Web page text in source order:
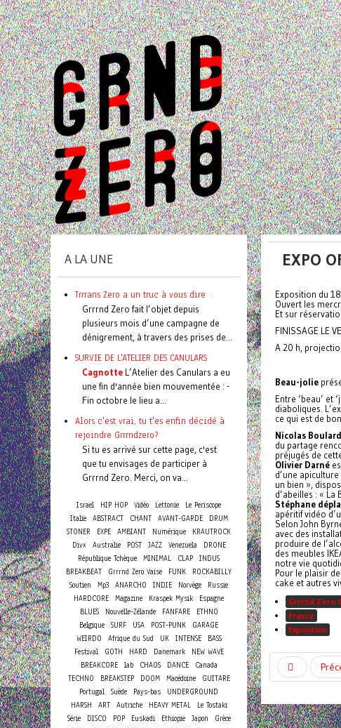
EXPO
Exposition du
Ouvert les
Et sur
FINISSAGE LE
A 20 h,
Beau-jolie
Entre ‘beau’ et
diaboliques.
ce qui est de
Nicolas Boulard
du partage
préjugés de
Olivier Darné
d’une
un bien »,
d’abeilles : « La
Stéphane
apéritif vidéo
Selon John
avec des
produire de
des meubles
notre vie
Pour le plaisir
cake et autres
Grrrnd Zero
France
Exposition
A LA UNE
Trrrans Zero a un truc à vous dire
Grrrnd Zero fait l’objet depuis
plusieurs mois d’une campagne de
dénigrement, à travers des prises de...
SURVIE DE L'ATELIER DES CANULARS
Cagnotte L’Atelier des Canulars a eu
une fin d'année bien mouvementée : -
Fin octobre le lieu a...
Alors c'est vrai, tu t'es enfin décidé à
rejoindre Grrrndzero?
Si tu es arrivé sur cette page, c'est
que tu envisages de participer à
Grrrnd Zero. Merci, on va...
Israel HIP HOP Vidéo Lettonie
Le Periscope
Italie
ABSTRACT CHANT AVANT-GARDE
DRUM
STONER
EXPE AMBIANT Numérique
KRAUTROCK
Divx
Australie POST JAZZ Venezuela
DRONE
République Tchèque MINIMAL CLAP INDUS
BREAKBEAT
Grrrnd Zero Vaise FUNK
ROCKABILLY
Soutien
Mp3 ANARCHO INDIE Norvège
Russie
HARDCORE Magazine Kraspek Mysik
Espagne
BLUES
Nouvelle-Zélande FANFARE
ETHNO
Belgique SURF USA POST-PUNK
GARAGE
WEIRDO
Afrique du Sud UK INTENSE
BASS
Festival
GOTH HARD Danemark
NEW WAVE
BREAKCORE
lab CHAOS DANCE
Canada
TECHNO
BREAKSTEP DOOM Macédoine
GUITARE
Portugal Suède Pays-bas
UNDERGROUND
HARSH
ART Autriche HEAVY METAL
Le Tostaki
Série
DISCO POP Euskadi Ethiopie Japon
Grèce